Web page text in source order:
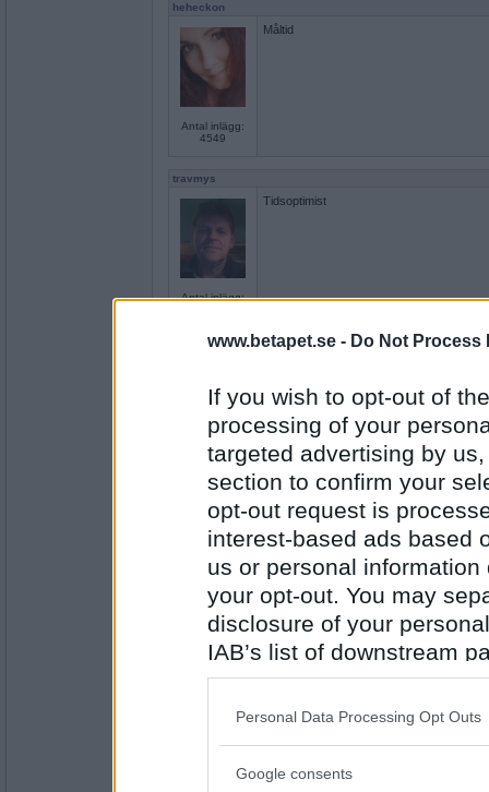
www.betapet.se - Do Not Process
If you wish to opt-out of
processing of your
targeted advertising by
section to confirm your
opt-out request is
interest-based ads based
us or personal
your opt-out. You may
disclosure of your
IAB’s list of downstream
also be disclosed by us
Downstream Participants
Please note that this
Personal Data Processing Opt Outs
Google consents
heheckon
Antal inlägg:
4549
Måltid
travmys
Antal inlägg:
Tidsoptimist
heheckon
Antal inlägg:
4549
travmys
7110
Bandage
Agentur